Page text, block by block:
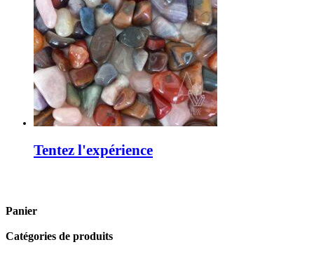
Tentez l'expérience
Panier
Catégories de produits